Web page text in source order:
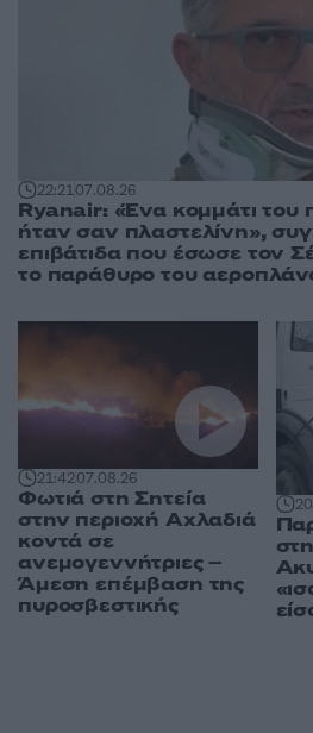
22:2107.08.26
Ryanair: «Ένα κομμάτι του
ήταν σαν πλαστελίνη»,
επιβάτιδα που έσωσε τον
το παράθυρο του
21:4207.08.26
Φωτιά στη Σητεία
στην περιοχή Αχλαδιά
κοντά σε
ανεμογεννήτριες –
Άμεση επέμβαση της
πυροσβεστικής